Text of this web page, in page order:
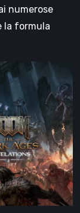
numerose
la formula